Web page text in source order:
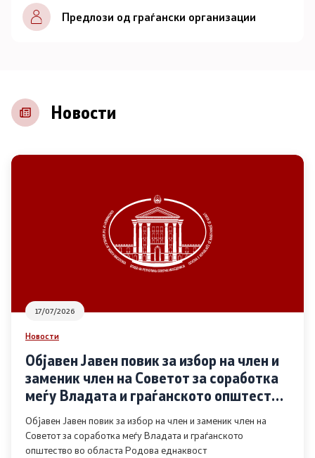
Записници и дневни редови од седниците на
Советот
Контакт
Основање на здружение
Дијалог меѓу Владата и граѓанскиот сектор
Отворени денови за иницијативи на граѓанските
организации
Финансиска поддршка
Предлози од граѓански организации
Новости
17/07/2026
Новости
Објавен Јавен повик за избор на член и
заменик член на Советот за соработка
меѓу Владата и граѓанското општество
во областа Родова еднаквост
Објавен Јавен повик за избор на член и заменик член на
Советот за соработка меѓу Владата и граѓанското
општество во областа Родова еднаквост